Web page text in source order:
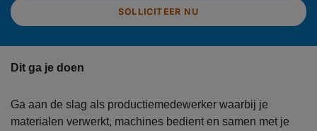
SOLLICITEER NU
Dit ga je doen
Ga aan de slag als productiemedewerker waarbij je
materialen verwerkt, machines bedient en samen met je